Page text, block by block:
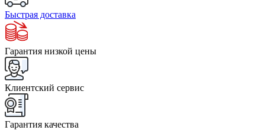
Быстрая доставка
Гарантия низкой цены
Клиентский сервис
Гарантия качества